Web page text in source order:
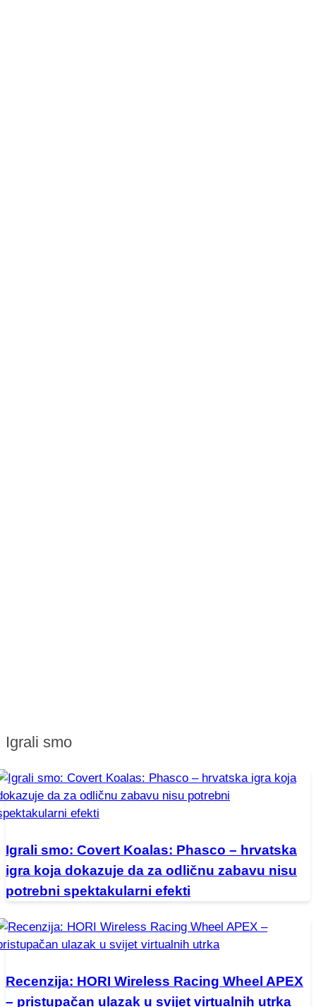
Igrali smo
Igrali smo: Covert Koalas: Phasco – hrvatska
igra koja dokazuje da za odličnu zabavu nisu
potrebni spektakularni efekti
Recenzija: HORI Wireless Racing Wheel APEX
– pristupačan ulazak u svijet virtualnih utrka